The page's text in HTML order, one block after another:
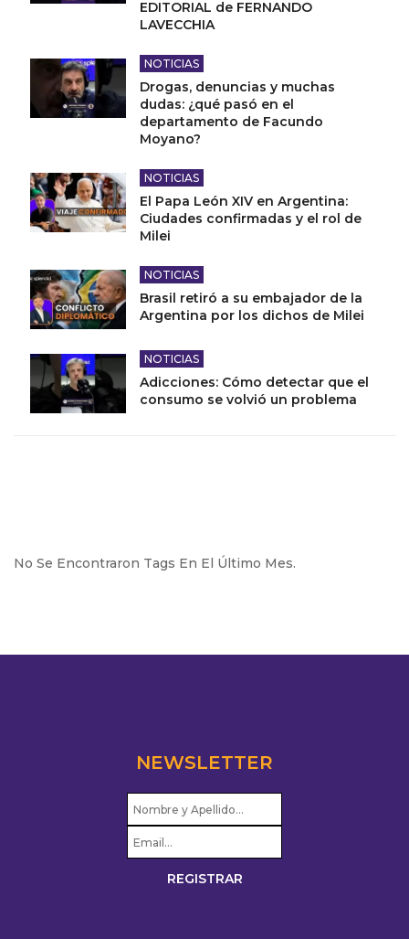
EDITORIAL de FERNANDO
LAVECCHIA
NOTICIAS
Drogas, denuncias y muchas
dudas: ¿qué pasó en el
departamento de Facundo
Moyano?
NOTICIAS
El Papa León XIV en Argentina:
Ciudades confirmadas y el rol de
Milei
NOTICIAS
Brasil retiró a su embajador de la
Argentina por los dichos de Milei
NOTICIAS
Adicciones: Cómo detectar que el
consumo se volvió un problema
No Se Encontraron Tags En El Último Mes.
NEWSLETTER